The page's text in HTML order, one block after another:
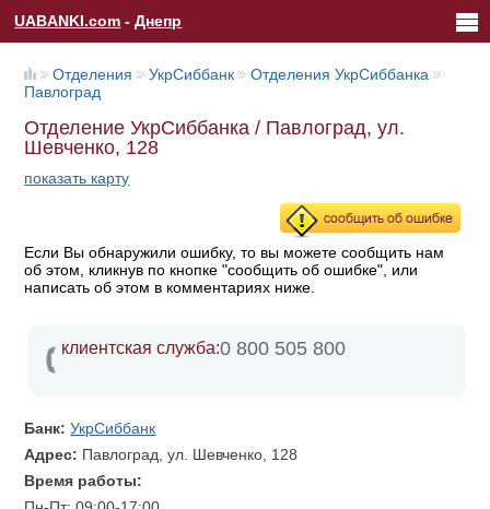
UABANKI.com -Днепр
Отделения УкрСиббанк
Отделения УкрСиббанка
Павлоград
Отделение УкрСиббанка / Павлоград, ул.
Шевченко, 128
показать карту
Если Вы обнаружили ошибку, то вы можете сообщить нам
об этом, кликнув по кнопке "сообщить об ошибке", или
написать об этом в комментариях ниже.
клиентская служба:0 800 505 800
Банк:УкрСиббанк
Адрес: Павлоград, ул. Шевченко, 128
Время работы: